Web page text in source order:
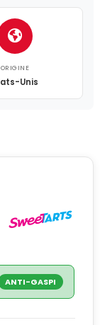
ORIGINE
Unis
ANTI-GASPI